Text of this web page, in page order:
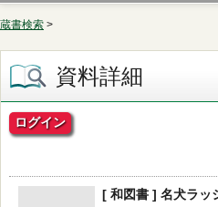
蔵書検索 >
資料詳細
ログイン
[ 和図書 ] 名犬ラッ